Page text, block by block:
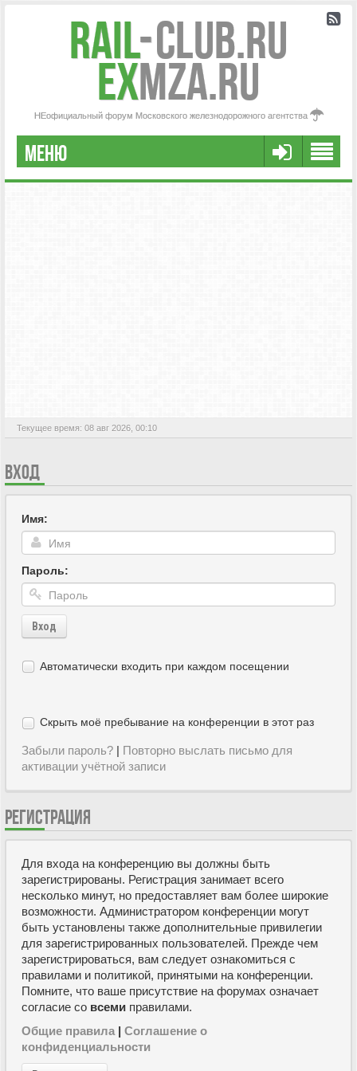
Rail-Club.RU
exMZA.RU
НЕофициальный форум Московского железнодорожного агентства
МЕНЮ
РЕГИСТРАЦИЯ
Текущее время: 08 авг 2026, 00:10
ВХОД
Имя:
Пароль:
Вход
Автоматически входить при каждом посещении
Скрыть моё пребывание на конференции в этот раз
Забыли пароль? | Повторно выслать письмо для
активации учётной записи
РЕГИСТРАЦИЯ
Для входа на конференцию вы должны быть
зарегистрированы. Регистрация занимает всего
несколько минут, но предоставляет вам более широкие
возможности. Администратором конференции могут
быть установлены также дополнительные привилегии
для зарегистрированных пользователей. Прежде чем
зарегистрироваться, вам следует ознакомиться с
правилами и политикой, принятыми на конференции.
Помните, что ваше присутствие на форумах означает
согласие со всеми правилами.
Общие правила | Соглашение о
конфиденциальности